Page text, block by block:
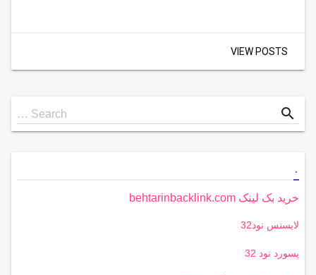
VIEW POSTS
Search
for
Search … search
.
خرید بک لینک behtarinbacklink.com
لایسنس نود32
پسورد نود 32